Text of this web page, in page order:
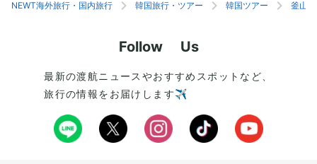
NEWT海外旅行・国内旅行 韓国旅行・ツアー 韓国ツアー 釜山
Follow Us
最新の渡航ニュースやおすすめスポットなど、
旅行の情報をお届けします✈️